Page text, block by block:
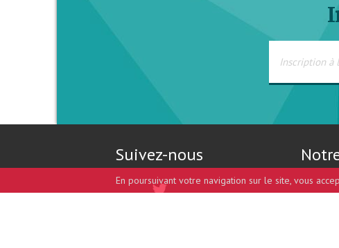
Suivez-nous
En poursuivant votre navigation sur le site, vous